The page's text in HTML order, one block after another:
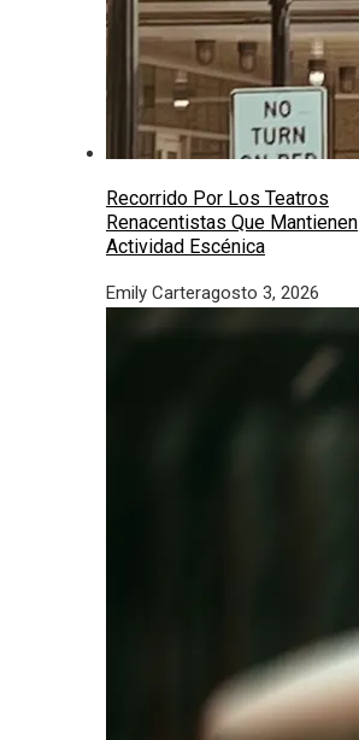
Recorrido Por Los Teatros
Renacentistas Que Mantienen
Actividad Escénica
Emily Carteragosto 3, 2026